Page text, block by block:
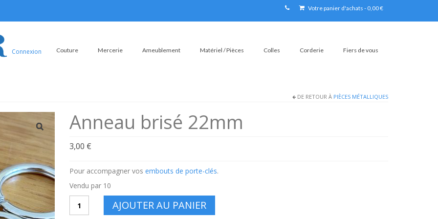
Votre panier d'achats - 0,00€
Connexion Couture Mercerie Ameublement Matériel / Pièces Colles Corderie Fiers de vous
DE RETOUR À PIÈCES MÉTALLIQUES
Anneau brisé 22mm
3,00 €
Pour accompagner vos embouts de porte-clés.
Vendu par 10
AJOUTER AU PANIER